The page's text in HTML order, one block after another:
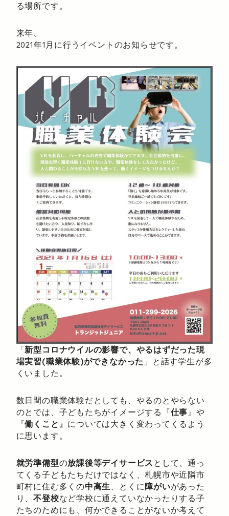
る場所です。
来年、
2021年1月に行うイベントのお知らせです。
「新型コロナウイルの影響で、やるはずだった現
場実習(職業体験)ができなかった 」と話す学生が多
くいました。
数日間の職業体験だとしても、やるのとやらない
のとでは、子どもたちがイメージする『仕事』や
『働くこと 』については大きく変わってくるよう
に思います。
就労準備型の放課後等デイサービス として、通っ
てくる子どもたちだけではなく、札幌市や近隣市
町村に住む多くの中高生、とくに障がいがあった
り、不登校など学校に通えていなかったりする子
たちのためにも、何かできることがないか考えて